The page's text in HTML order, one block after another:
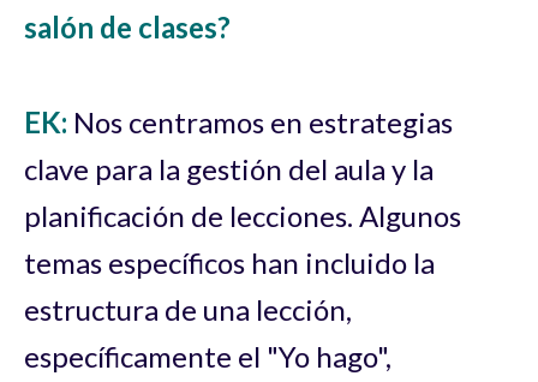
salón de clases?
EK: Nos centramos en estrategias
clave para la gestión del aula y la
planificación de lecciones. Algunos
temas específicos han incluido la
estructura de una lección,
específicamente el "Yo hago",